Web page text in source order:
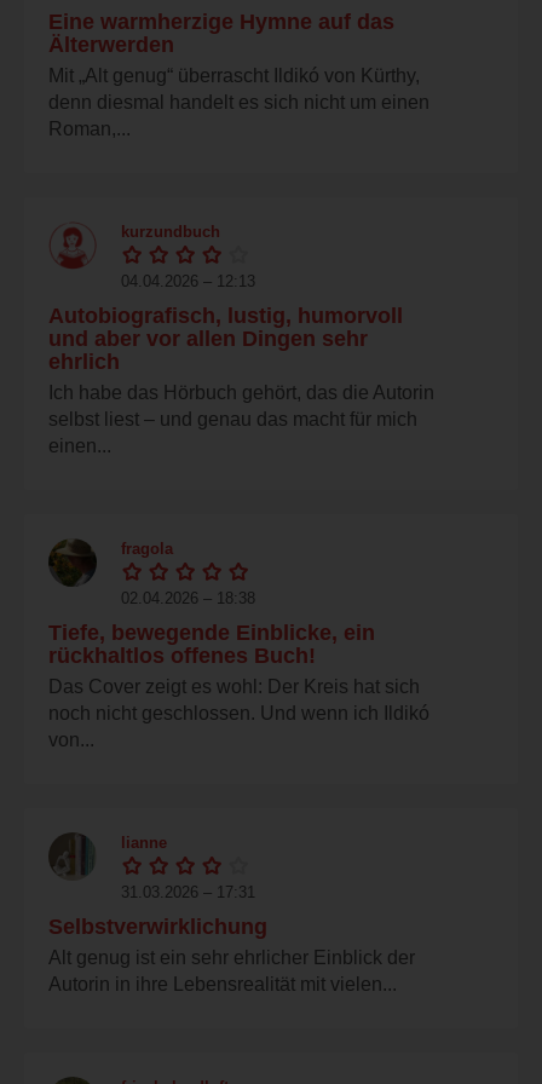
Eine warmherzige Hymne auf das
Älterwerden
Mit „Alt genug“ überrascht Ildikó von Kürthy,
denn diesmal handelt es sich nicht um einen
Roman,...
kurzundbuch
04.04.2026 – 12:13
Autobiografisch, lustig, humorvoll
und aber vor allen Dingen sehr
ehrlich
Ich habe das Hörbuch gehört, das die Autorin
selbst liest – und genau das macht für mich
einen...
fragola
02.04.2026 – 18:38
Tiefe, bewegende Einblicke, ein
rückhaltlos offenes Buch!
Das Cover zeigt es wohl: Der Kreis hat sich
noch nicht geschlossen. Und wenn ich Ildikó
von...
lianne
31.03.2026 – 17:31
Selbstverwirklichung
Alt genug ist ein sehr ehrlicher Einblick der
Autorin in ihre Lebensrealität mit vielen...